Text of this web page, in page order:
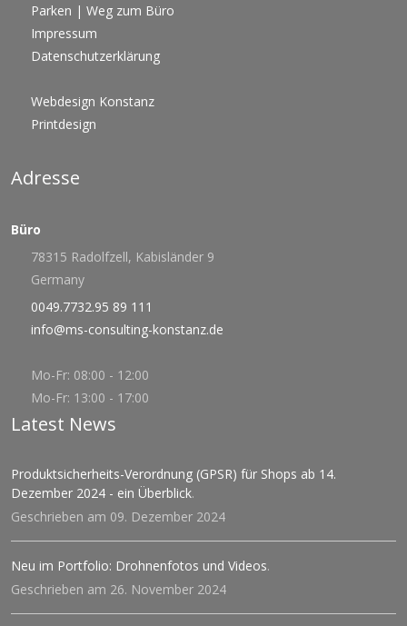
Latest News
Produktsicherheits-Verordnung (GPSR) für Shops ab 14.
Dezember 2024 - ein Überblick.
Geschrieben am 09. Dezember 2024
Neu im Portfolio: Drohnenfotos und Videos.
Geschrieben am 26. November 2024
Adresse
Büro
78315 Radolfzell, Kabisländer 9
Germany
0049.7732.95 89 111
info@ms-consulting-konstanz.de
Mo-Fr: 08:00 - 12:00
Mo-Fr: 13:00 - 17:00
Parken | Weg zum Büro
Impressum
Datenschutzerklärung
Webdesign Konstanz
Printdesign